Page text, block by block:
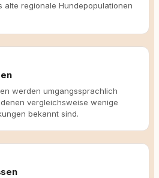
alte regionale Hundepopulationen
werden umgangssprachlich
vergleichsweise wenige
bekannt sind.